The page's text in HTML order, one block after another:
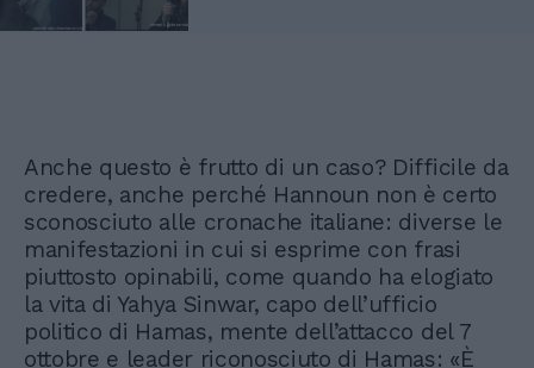
Anche questo è frutto di un caso? Difficile da
credere, anche perché Hannoun non è certo
sconosciuto alle cronache italiane: diverse le
manifestazioni in cui si esprime con frasi
piuttosto opinabili, come quando ha elogiato
la vita di Yahya Sinwar, capo dell’ufficio
politico di Hamas, mente dell’attacco del 7
ottobre e leader riconosciuto di Hamas: «È